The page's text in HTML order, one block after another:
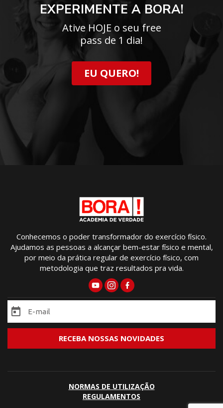
EXPERIMENTE A BORA!
Ative HOJE o seu free
pass de 1 dia!
EU QUERO!
Conhecemos o poder transformador do exercício físico.
Ajudamos as pessoas a alcançar bem-estar físico e mental,
por meio da prática regular de exercício físico, com
metodologia que traz resultados pra vida.
NORMAS DE UTILIZAÇÃO
REGULAMENTOS